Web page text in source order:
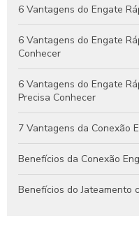
6 Vantagens do Engate
6 Vantagens do Engate
Conhecer
6 Vantagens do Engate
Precisa Conhecer
7 Vantagens da Conexão
Benefícios da Conexão
Benefícios do Jateamento